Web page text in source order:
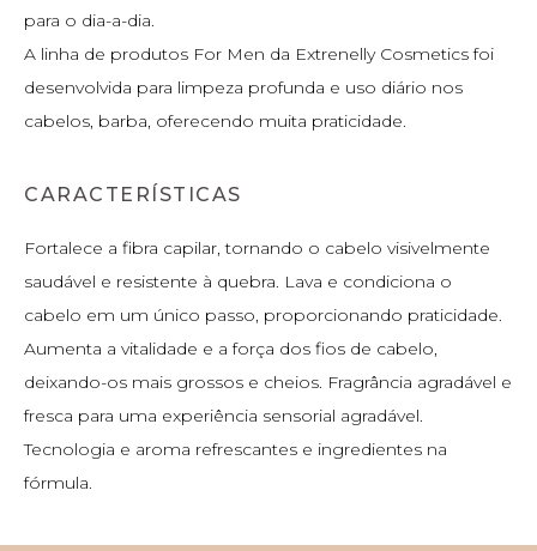
para o dia-a-dia.
A linha de produtos For Men da Extrenelly Cosmetics foi
desenvolvida para limpeza profunda e uso diário nos
cabelos, barba, oferecendo muita praticidade.
CARACTERÍSTICAS
Fortalece a fibra capilar, tornando o cabelo visivelmente
saudável e resistente à quebra. Lava e condiciona o
cabelo em um único passo, proporcionando praticidade.
Aumenta a vitalidade e a força dos fios de cabelo,
deixando-os mais grossos e cheios. Fragrância agradável e
fresca para uma experiência sensorial agradável.
Tecnologia e aroma refrescantes e ingredientes na
fórmula.